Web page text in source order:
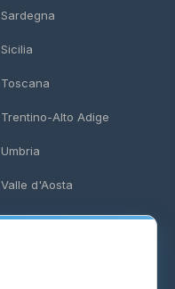
Sardegna
Sicilia
Toscana
Trentino-Alto Adige
Umbria
Valle d'Aosta
Veneto